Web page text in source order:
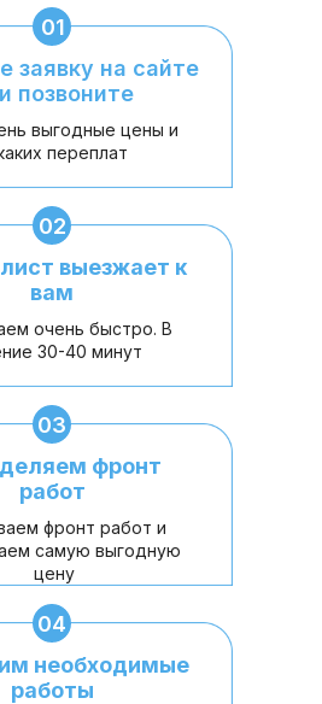
заявку на сайте
позвоните
01
выгодные цены и
переплат
выезжает к
вам
02
очень быстро. В
30-40 минут
фронт
работ
03
фронт работ и
самую выгодную
цену
необходимые
работы
04